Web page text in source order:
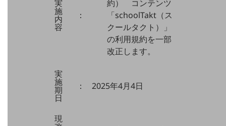
その他のお悩みはこちら
実
施
内
容
：
約） コンテンツ
「schoolTakt（ス
クールタクト）」
の利用規約を一部
改正します。
実
施
期
日
： 2025年4月4日
現